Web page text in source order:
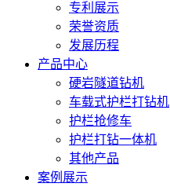
专利展示
荣誉资质
发展历程
产品中心
硬岩隧道钻机
车载式护栏打钻机
护栏抢修车
护栏打钻一体机
其他产品
案例展示